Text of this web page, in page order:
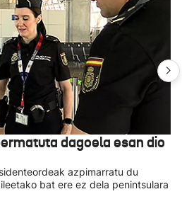
dagoela esan dio
azpimarratu du
bat ere ez dela penintsulara